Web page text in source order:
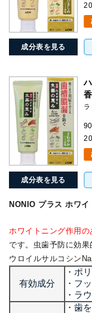
成分表を見る
成分表を見る
NONIO プラス ホワイ
ホワイトニング作用
です。虫歯予防に効
ウロイルサルコシン
有効成分
・ポ
・フ
・ラ
・歯